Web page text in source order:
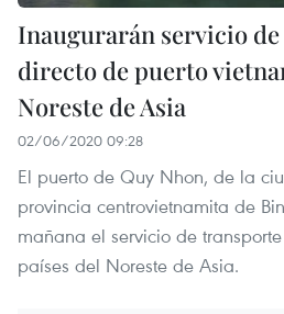
Inaugurarán servicio
directo de puerto
Noreste de Asia
02/06/2020 09:28
El puerto de Quy Nhon, de la
provincia centrovietnamita de
mañana el servicio de
países del Noreste de Asia.